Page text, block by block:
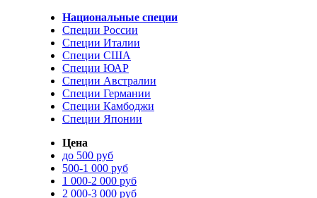
Национальные специи
Специи России
Специи Италии
Специи США
Специи ЮАР
Специи Австралии
Специи Германии
Специи Камбоджи
Специи Японии
Цена
до 500 руб
500-1 000 руб
1 000-2 000 руб
2 000-3 000 руб